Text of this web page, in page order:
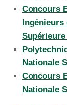
Concours
Nationale
Concours
Nationale